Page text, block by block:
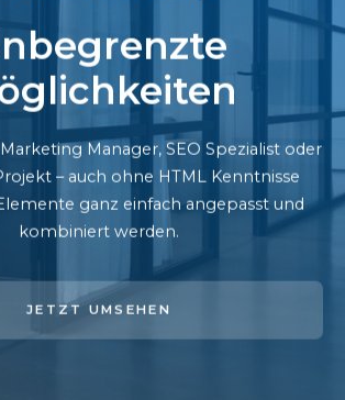
Manager, SEO Spezialist oder
– auch ohne HTML Kenntnisse
ganz einfach angepasst und
kombiniert werden.
JETZT UMSEHEN